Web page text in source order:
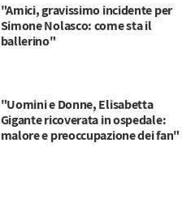
"Amici, gravissimo incidente per
Simone Nolasco: come sta il
ballerino"
"Uomini e Donne, Elisabetta
Gigante ricoverata in ospedale:
malore e preoccupazione dei fan"